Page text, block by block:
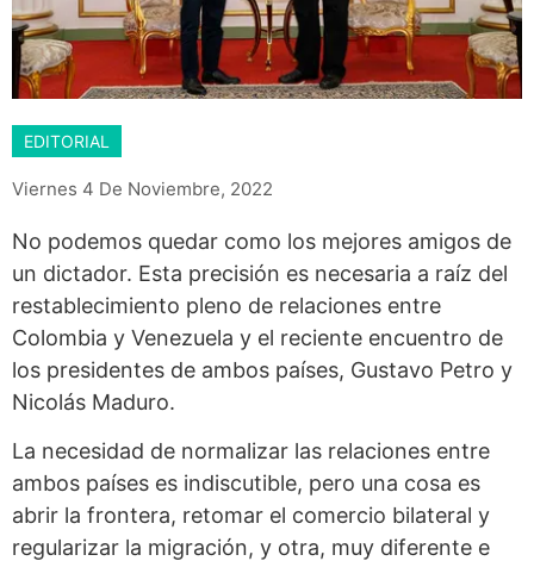
EDITORIAL
Viernes 4 De Noviembre, 2022
No podemos quedar como los mejores amigos de
un dictador. Esta precisión es necesaria a raíz del
restablecimiento pleno de relaciones entre
Colombia y Venezuela y el reciente encuentro de
los presidentes de ambos países, Gustavo Petro y
Nicolás Maduro.
La necesidad de normalizar las relaciones entre
ambos países es indiscutible, pero una cosa es
abrir la frontera, retomar el comercio bilateral y
regularizar la migración, y otra, muy diferente e